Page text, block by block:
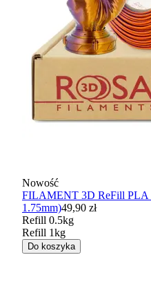
Nowość
FILAMENT 3D ReFill PLA
1.75mm)49,90 zł
Refill 0.5kg
Refill 1kg
Do koszyka